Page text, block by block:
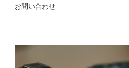
お問い合わせ